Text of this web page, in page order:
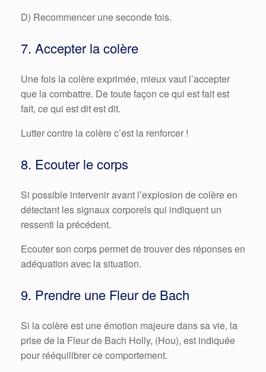
D) Recommencer une seconde fois.
7. Accepter la colère
Une fois la colère exprimée, mieux vaut l’accepter
que la combattre. De toute façon ce qui est fait est
fait, ce qui est dit est dit.
Lutter contre la colère c’est la renforcer !
8. Ecouter le corps
Si possible intervenir avant l’explosion de colère en
détectant les signaux corporels qui indiquent un
ressenti la précédent.
Ecouter son corps permet de trouver des réponses en
adéquation avec la situation.
9. Prendre une Fleur de Bach
Si la colère est une émotion majeure dans sa vie, la
prise de la Fleur de Bach Holly, (Hou), est indiquée
pour rééquilibrer ce comportement.